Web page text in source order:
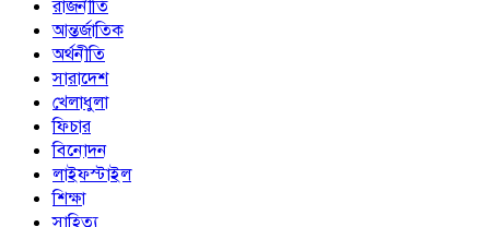
রাজনীতি
আন্তর্জাতিক
অর্থনীতি
সারাদেশ
খেলাধুলা
ফিচার
বিনোদন
লাইফস্টাইল
শিক্ষা
সাহিত্য